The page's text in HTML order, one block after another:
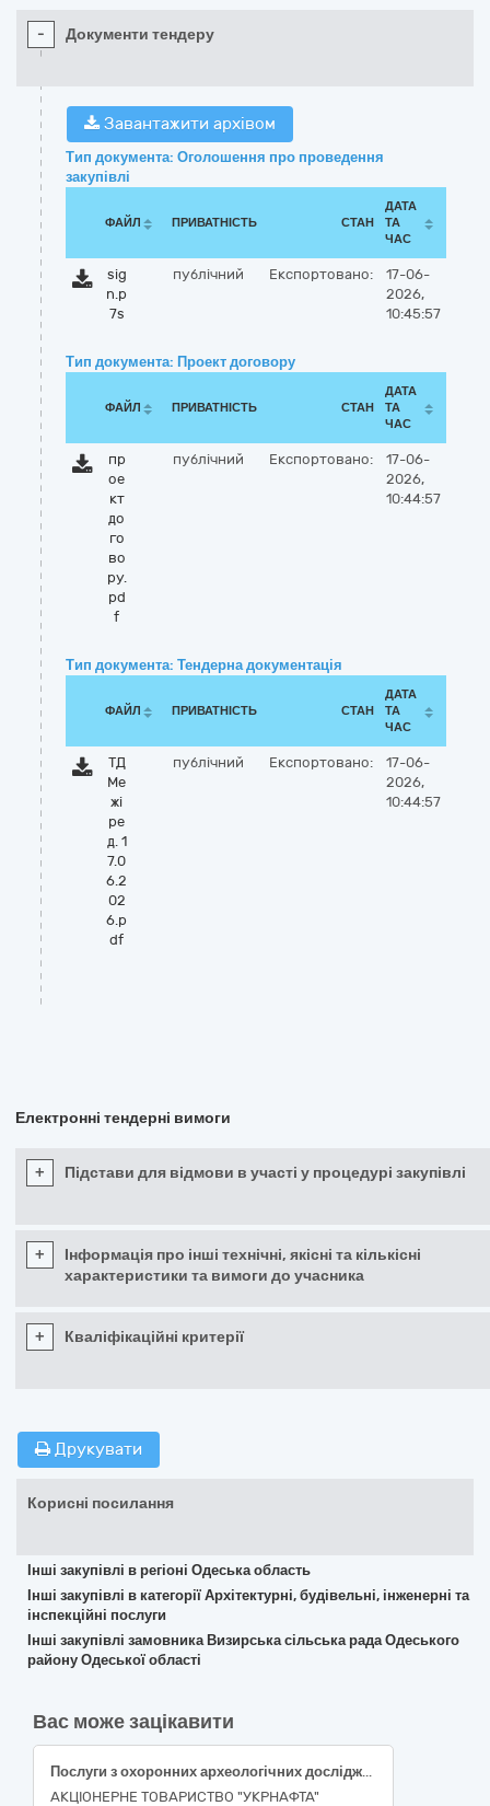
- Документи тендеру
Завантажити архівом
Тип документа: Оголошення про проведення
закупівлі
ФАЙЛ ПРИВАТНІСТЬ СТАН
ДАТА
ТА
ЧАС
sig
n.p
7s
публічний Експортовано:
17-06-
2026,
10:45:57
Тип документа: Проект договору
ФАЙЛ ПРИВАТНІСТЬ СТАН
ДАТА
ТА
ЧАС
пр
ое
кт
до
го
во
ру.
pd
f
публічний Експортовано:
17-06-
2026,
10:44:57
Тип документа: Тендерна документація
ФАЙЛ ПРИВАТНІСТЬ СТАН
ДАТА
ТА
ЧАС
ТД
Ме
жі
ре
д. 1
7.0
6.2
02
6.p
df
публічний Експортовано:
17-06-
2026,
10:44:57
Електронні тендерні вимоги
+ Підстави для відмови в участі у процедурі закупівлі
+
Інформація про інші технічні, якісні та кількісні
характеристики та вимоги до учасника
+ Кваліфікаційні критерії
Друкувати
Корисні посилання
Інші закупівлі в регіоні Одеська область
Інші закупівлі в категорії Архітектурні, будівельні, інженерні та
інспекційні послуги
Інші закупівлі замовника Визирська сільська рада Одеського
району Одеської області
Вас може зацікавити
Послуги з охоронних археологічних досліджень культурного шару в зоні виявлення знахідок археологічного характеру по нафтозбірному колектору +++ родовища на території Роменського району Сумської області
АКЦІОНЕРНЕ ТОВАРИСТВО "УКPНAФТА"